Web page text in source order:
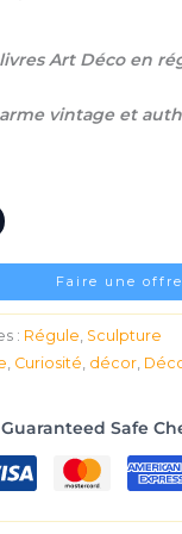
Art Déco en
vintage et
Faire une offre
: Régule, Sculpture
, Curiosité, décor,
Guaranteed Safe